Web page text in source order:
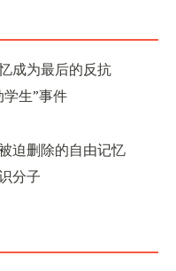
成为最后的反抗
生”事件
迫删除的自由记忆
分子